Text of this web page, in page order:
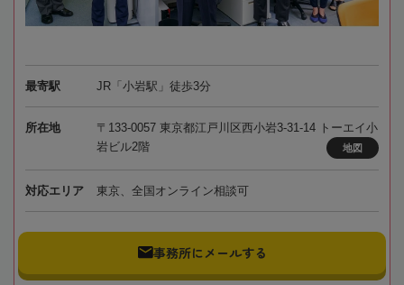
最寄駅 JR「小岩駅」徒歩3分
所在地
〒133-0057 東京都江戸川区西小岩3-31-14 トーエイ小
岩ビル2階
地図
対応エリア 東京、全国オンライン相談可
事務所にメールする